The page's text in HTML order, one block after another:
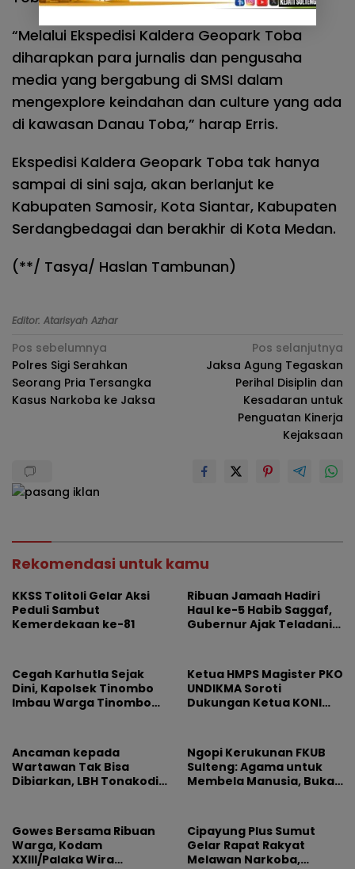
“Melalui Ekspedisi Kaldera Geopark Toba
diharapkan para jurnalis dan pengusaha
media yang bergabung di SMSI dalam
mengexplore keindahan dan culture yang ada
di kawasan Danau Toba,” harap Erris.
Ekspedisi Kaldera Geopark Toba tak hanya
sampai di sini saja, akan berlanjut ke
Kabupaten Samosir, Kota Siantar, Kabupaten
Serdangbedagai dan berakhir di Kota Medan.
(**/ Tasya/ Haslan Tambunan)
Editor: Atarisyah Azhar
Navigasi
pos
Pos sebelumnya
Polres Sigi Serahkan
Seorang Pria Tersangka
Kasus Narkoba ke Jaksa
Pos selanjutnya
Jaksa Agung Tegaskan
Perihal Disiplin dan
Kesadaran untuk
Penguatan Kinerja
Kejaksaan
Rekomendasi untuk kamu
KKSS Tolitoli Gelar Aksi
Peduli Sambut
Kemerdekaan ke-81
Ribuan Jamaah Hadiri
Haul ke-5 Habib Saggaf,
Gubernur Ajak Teladani
Cegah Karhutla Sejak
Dini, Kapolsek Tinombo
Imbau Warga Tinombo
Ketua HMPS Magister PKO
UNDIKMA Soroti
Dukungan Ketua KONI
Olahraga Arena
Kepentingan Sesaat
Ancaman kepada
Wartawan Tak Bisa
Dibiarkan, LBH Tonakodi
Ngopi Kerukunan FKUB
Sulteng: Agama untuk
Membela Manusia, Bukan
Gowes Bersama Ribuan
Warga, Kodam
XXIII/Palaka Wira
Cipayung Plus Sumut
Gelar Rapat Rakyat
Melawan Narkoba,